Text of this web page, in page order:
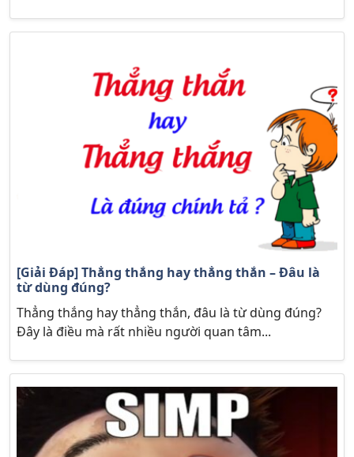
[Giải Đáp] Thẳng thắng hay thẳng thắn – Đâu là
từ dùng đúng?
Thẳng thắng hay thẳng thắn, đâu là từ dùng đúng?
Đây là điều mà rất nhiều người quan tâm...